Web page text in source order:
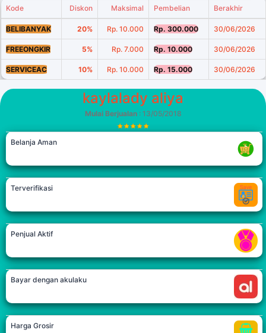
Kode Diskon Maksimal Pembelian Berakhir
BELIBANYAK 20% Rp. 10.000 Rp. 300.000 30/06/2026
FREEONGKIR 5% Rp. 7.000 Rp. 10.000 30/06/2026
SERVICEAC 10% Rp. 10.000 Rp. 15.000 30/06/2026
kaylalady aliya
Mulai Berjualan: 13/05/2018
Belanja Aman
Terverifikasi
Penjual Aktif
Bayar dengan akulaku
Harga Grosir